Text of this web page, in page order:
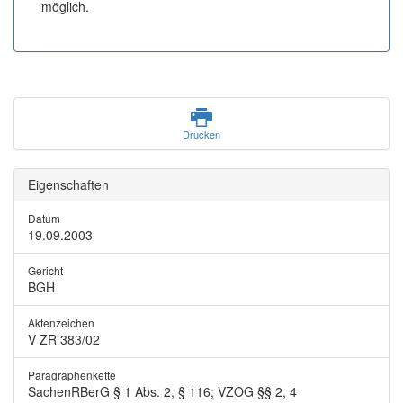
möglich.
Drucken
Eigenschaften
Datum
19.09.2003
Gericht
BGH
Aktenzeichen
V ZR 383/02
Paragraphenkette
SachenRBerG § 1 Abs. 2, § 116; VZOG §§ 2, 4